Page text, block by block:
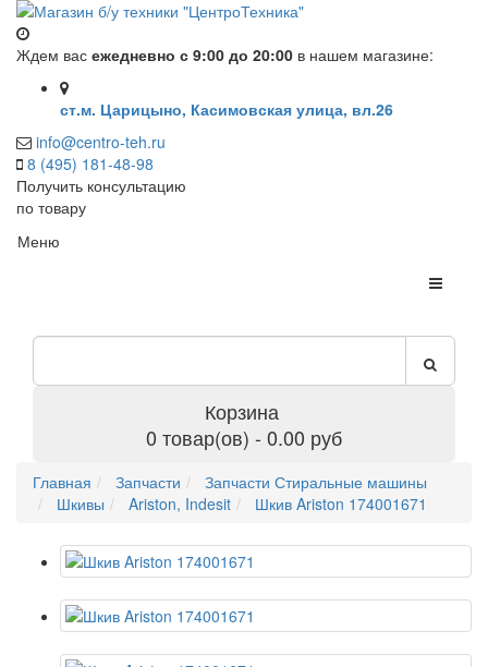
Ждем вас ежедневно с 9:00 до 20:00 в нашем магазине:
ст.м. Царицыно, Касимовская улица, вл.26
info@centro-teh.ru
8 (495) 181-48-98
Получить консультацию
по товару
Меню
Корзина
0 товар(ов) - 0.00 руб
Главная Запчасти
Запчасти Стиральные машины
Шкивы
Ariston, Indesit Шкив Ariston 174001671